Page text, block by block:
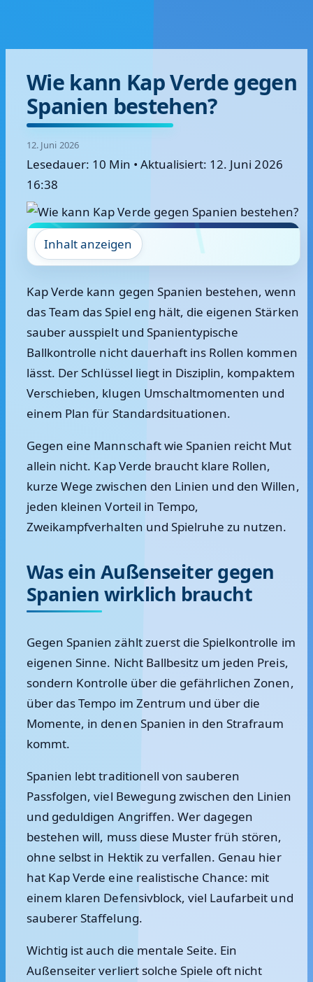
Wie kann Kap Verde gegen
Spanien bestehen?
12. Juni 2026
Lesedauer: 10 Min • Aktualisiert: 12. Juni 2026
16:38
Inhalt anzeigen
Kap Verde kann gegen Spanien bestehen, wenn
das Team das Spiel eng hält, die eigenen Stärken
sauber ausspielt und Spanientypische
Ballkontrolle nicht dauerhaft ins Rollen kommen
lässt. Der Schlüssel liegt in Disziplin, kompaktem
Verschieben, klugen Umschaltmomenten und
einem Plan für Standardsituationen.
Gegen eine Mannschaft wie Spanien reicht Mut
allein nicht. Kap Verde braucht klare Rollen,
kurze Wege zwischen den Linien und den Willen,
jeden kleinen Vorteil in Tempo,
Zweikampfverhalten und Spielruhe zu nutzen.
Was ein Außenseiter gegen
Spanien wirklich braucht
Gegen Spanien zählt zuerst die Spielkontrolle im
eigenen Sinne. Nicht Ballbesitz um jeden Preis,
sondern Kontrolle über die gefährlichen Zonen,
über das Tempo im Zentrum und über die
Momente, in denen Spanien in den Strafraum
kommt.
Spanien lebt traditionell von sauberen
Passfolgen, viel Bewegung zwischen den Linien
und geduldigen Angriffen. Wer dagegen
bestehen will, muss diese Muster früh stören,
ohne selbst in Hektik zu verfallen. Genau hier
hat Kap Verde eine realistische Chance: mit
einem klaren Defensivblock, viel Laufarbeit und
sauberer Staffelung.
Wichtig ist auch die mentale Seite. Ein
Außenseiter verliert solche Spiele oft nicht